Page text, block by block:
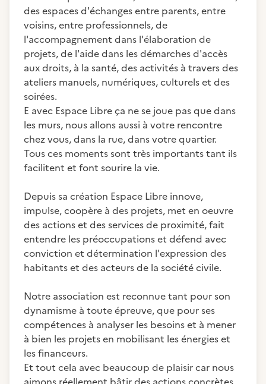
des espaces d'échanges entre parents, entre
voisins, entre professionnels, de
l'accompagnement dans l'élaboration de
projets, de l'aide dans les démarches d'accès
aux droits, à la santé, des activités à travers des
ateliers manuels, numériques, culturels et des
soirées.
E avec Espace Libre ça ne se joue pas que dans
les murs, nous allons aussi à votre rencontre
chez vous, dans la rue, dans votre quartier.
Tous ces moments sont très importants tant ils
facilitent et font sourire la vie.
Depuis sa création Espace Libre innove,
impulse, coopère à des projets, met en oeuvre
des actions et des services de proximité, fait
entendre les préoccupations et défend avec
conviction et détermination l'expression des
habitants et des acteurs de la société civile.
Notre association est reconnue tant pour son
dynamisme à toute épreuve, que pour ses
compétences à analyser les besoins et à mener
à bien les projets en mobilisant les énergies et
les financeurs.
Et tout cela avec beaucoup de plaisir car nous